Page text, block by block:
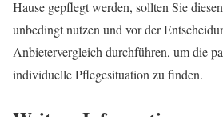
Hause gepflegt werden, sollten Sie
unbedingt nutzen und vor der
Anbietervergleich durchführen, um die
individuelle Pflegesituation zu finden.